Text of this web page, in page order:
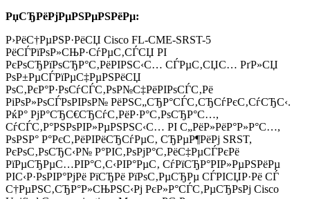
РџСЂРёРјРµРЅРµРЅРёРµ:
Р›РёС†РµРЅР·РёСЏ Cisco FL-CME-SRST-5
РёСЃРїРѕР»СЊР·СѓРµС‚СЃСЏ РІ
РєРѕСЂРїРѕСЂР°С‚РёРІРЅС‹С… СЃРµС‚СЏС… РґР»СЏ
РѕР±РµСЃРїРµС‡РµРЅРёСЏ
РѕС‚РєР°Р·РѕСѓСЃС‚РѕР№С‡РёРІРѕСЃС‚Рё
РіРѕР»РѕСЃРѕРІРѕР№ РёРЅС„СЂР°СЃС‚СЂСѓРєС‚СѓСЂС‹.
РќР° РјР°СЂС€СЂСѓС‚РёР·Р°С‚РѕСЂР°С…,
СѓСЃС‚Р°РЅРѕРІР»РµРЅРЅС‹С… РІ С„РёР»РёР°Р»Р°С…,
РѕРЅР° Р°РєС‚РёРІРёСЂСѓРµС‚ СЂРµР¶РёРј SRST,
РєРѕС‚РѕСЂС‹Р№ Р°РІС‚РѕРјР°С‚РёС‡РµСЃРєРё
РїРµСЂРµС…РІР°С‚С‹РІР°РµС‚ СѓРїСЂР°РІР»РµРЅРёРµ
РІС‹Р·РѕРІР°РјРё РїСЂРё РїРѕС‚РµСЂРµ СЃРІСЏР·Рё СЃ
С†РµРЅС‚СЂР°Р»СЊРЅС‹Рј РєР»Р°СЃС‚РµСЂРѕРј Cisco